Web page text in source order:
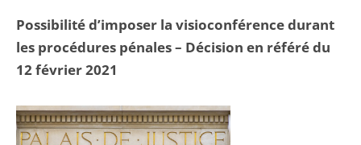
Possibilité d’imposer la visioconférence durant
les procédures pénales – Décision en référé du
12 février 2021